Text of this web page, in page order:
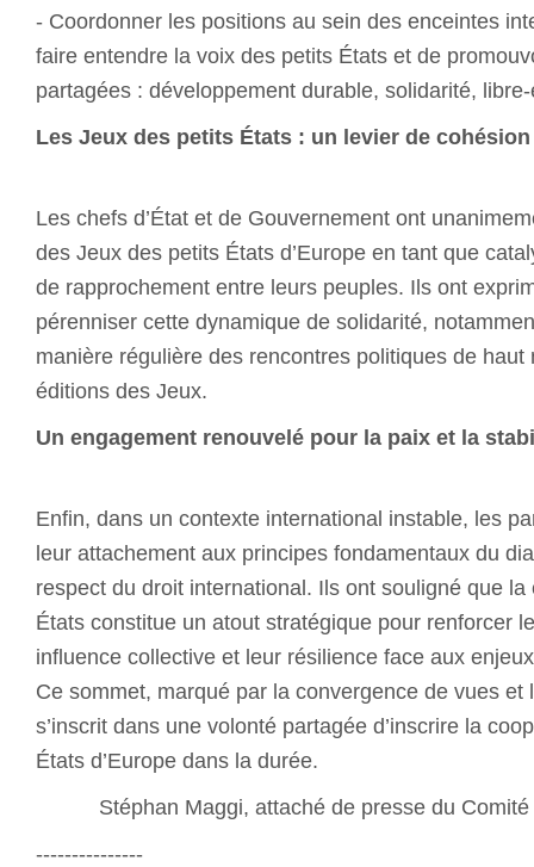
- Coordonner les positions au sein des enceintes
faire entendre la voix des petits États et de
partagées : développement durable, solidarité,
Les Jeux des petits États : un levier de
Les chefs d’État et de Gouvernement ont
des Jeux des petits États d’Europe en tant que
de rapprochement entre leurs peuples. Ils ont
pérenniser cette dynamique de solidarité,
manière régulière des rencontres politiques de haut
éditions des Jeux.
Un engagement renouvelé pour la paix et la
Enfin, dans un contexte international instable, les
leur attachement aux principes fondamentaux du
respect du droit international. Ils ont souligné que
États constitue un atout stratégique pour renforcer
influence collective et leur résilience face aux
Ce sommet, marqué par la convergence de vues et
s’inscrit dans une volonté partagée d’inscrire la
États d’Europe dans la durée.
Stéphan Maggi, attaché de presse du
---------------